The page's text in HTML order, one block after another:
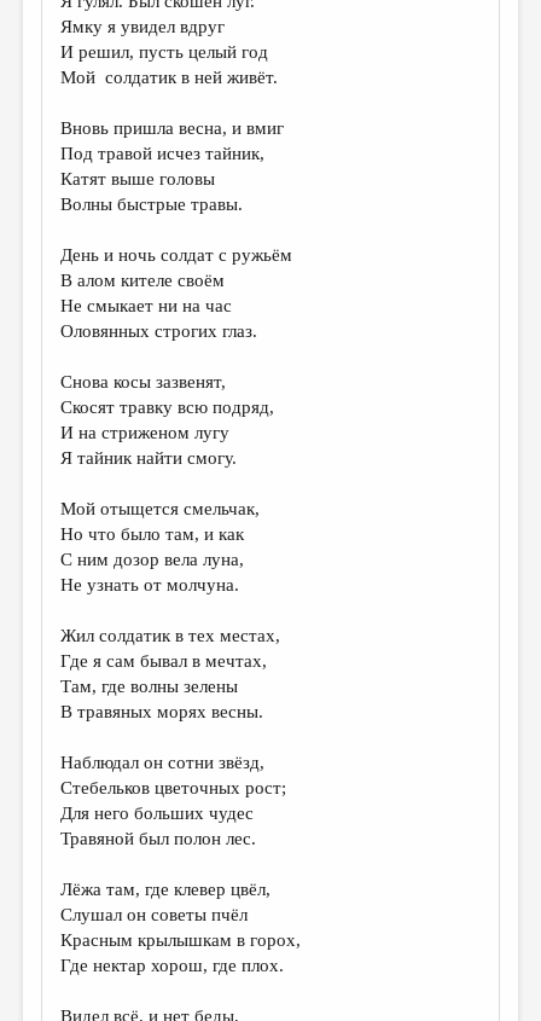
ОТДЕЛЫ И РУБРИКИ
ИЗБРАННОЕ
ДАЙДЖЕСТ
ПРОИЗВЕДЕНИЯ
ПЕРЕВОДЫ
КОНКУРСЫ
ДЕТСКАЯ КОМНАТА
КНИЖНАЯ ПОЛКА
ОБЗОР ЛИТЕРАТУРЫ
СТРАНИЦЫ ПАМЯТИ
ОБЪЯВЛЕНИЯ
КОЛОНКА РЕДАКТОРА
РЕДКОЛЛЕГИЯ
ОТ РЕДАКЦИИ
МАЛАЯ ПРОЗА
ЭССЕИСТИКА
ЛИТЕРАТУРОВЕДЕНИЕ
КУЛЬТУРОВЕДЕНИЕ
ПУБЛИЦИСТИКА
РЕЦЕНЗИРОВАНИЕ
ЦИКЛЫ ПУБЛИКАЦИЙ
ТРЕДИАКОВСКИЙ
МЕДИА
Ямку я увидел вдруг
И решил, пусть целый год
Мой солдатик в ней живёт.
Вновь пришла весна, и вмиг
Под травой исчез тайник,
Катят выше головы
Волны быстрые травы.
День и ночь солдат с ружьём
В алом кителе своём
Не смыкает ни на час
Оловянных строгих глаз.
Снова косы зазвенят,
Скосят травку всю подряд,
И на стриженом лугу
Я тайник найти смогу.
Мой отыщется смельчак,
Но что было там, и как
С ним дозор вела луна,
Не узнать от молчуна.
Жил солдатик в тех местах,
Где я сам бывал в мечтах,
Там, где волны зелены
В травяных морях весны.
Наблюдал он сотни звёзд,
Стебельков цветочных рост;
Для него больших чудес
Травяной был полон лес.
Лёжа там, где клевер цвёл,
Слушал он советы пчёл
Красным крылышкам в горох,
Где нектар хорош, где плох.
Видел всё, и нет беды,